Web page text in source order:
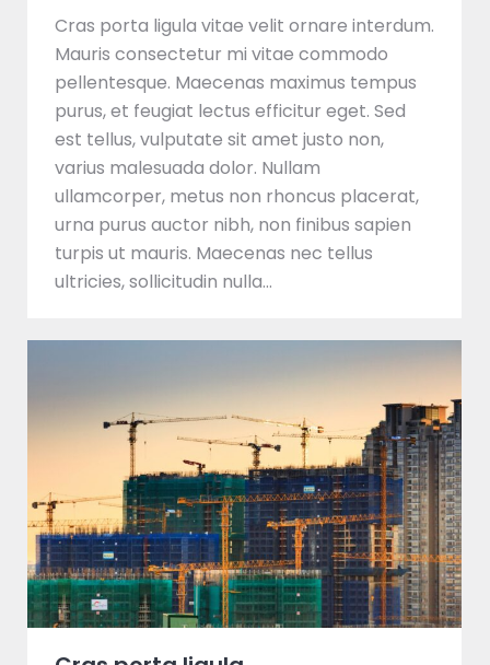
Cras porta ligula vitae velit ornare interdum.
Mauris consectetur mi vitae commodo
pellentesque. Maecenas maximus tempus
purus, et feugiat lectus efficitur eget. Sed
est tellus, vulputate sit amet justo non,
varius malesuada dolor. Nullam
ullamcorper, metus non rhoncus placerat,
urna purus auctor nibh, non finibus sapien
turpis ut mauris. Maecenas nec tellus
ultricies, sollicitudin nulla…